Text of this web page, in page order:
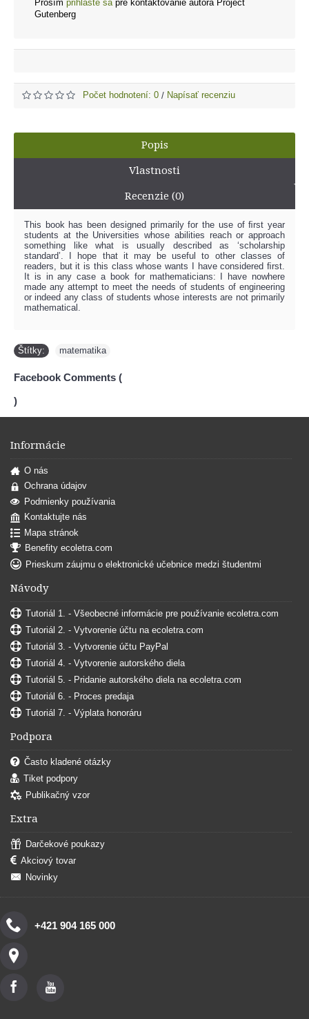
Prosím prihláste sapre kontaktovanie autora Project
Gutenberg
Počet hodnotení: 0 / Napísať recenziu
Popis
Vlastnosti
Recenzie (0)
This book has been designed primarily for the use of ﬁrst year
students at the Universities whose abilities reach or approach
something like what is usually described as ‘scholarship
standard’. I hope that it may be useful to other classes of
readers, but it is this class whose wants I have considered ﬁrst.
It is in any case a book for mathematicians: I have nowhere
made any attempt to meet the needs of students of engineering
or indeed any class of students whose interests are not primarily
mathematical.
Štítky: matematika
Facebook Comments (
)
Informácie
O nás
Ochrana údajov
Podmienky používania
Kontaktujte nás
Mapa stránok
Benefity ecoletra.com
Prieskum záujmu o elektronické učebnice medzi študentmi
Návody
Tutoriál 1. - Všeobecné informácie pre používanie ecoletra.com
Tutoriál 2. - Vytvorenie účtu na ecoletra.com
Tutoriál 3. - Vytvorenie účtu PayPal
Tutoriál 4. - Vytvorenie autorského diela
Tutoriál 5. - Pridanie autorského diela na ecoletra.com
Tutoriál 6. - Proces predaja
Tutoriál 7. - Výplata honoráru
Podpora
Často kladené otázky
Tiket podpory
Publikačný vzor
Extra
Darčekové poukazy
Akciový tovar
Novinky
+421 904 165 000